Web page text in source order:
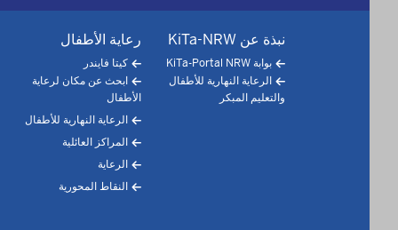
نبذة عن KiTa-NRW
بوابة KiTa-Portal NRW
الرعاية النهارية للأطفال
والتعليم المبكر
رعاية الأطفال
كيتا فايندر
ابحث عن مكان لرعاية
الأطفال
الرعاية النهارية للأطفال
المراكز العائلية
الرعاية
النقاط المحورية